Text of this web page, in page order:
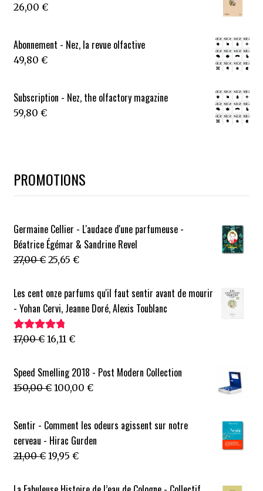
26,00 €
Abonnement - Nez, la revue olfactive
49,80 €
Subscription - Nez, the olfactory magazine
59,80 €
PROMOTIONS
Germaine Cellier - L'audace d'une parfumeuse -
Béatrice Égémar & Sandrine Revel
27,00€ Le
initial
était :
27,00 €.
25,65 €Le
actuel
est :
Les cent onze parfums qu'il faut sentir avant de mourir
- Yohan Cervi, Jeanne Doré, Alexis Toublanc
Note4.88sur
17,00€ Le
initial
était :
17,00 €.
16,11 €Le
actuel
est :
Speed Smelling 2018 - Post Modern Collection
150,00€ Le
était :
150,00 €.
100,00 €Le
est :
100,00 €.
Sentir - Comment les odeurs agissent sur notre
cerveau - Hirac Gurden
21,00€ Le
initial
19,95 €Le
actuel